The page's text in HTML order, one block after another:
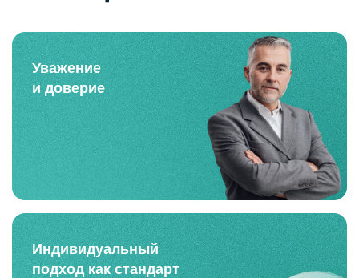
Индивидуальный
подход как стандарт
Уважение
и доверие